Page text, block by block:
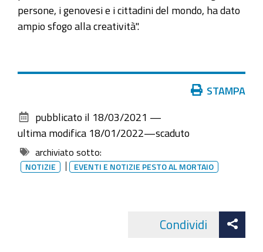
persone, i genovesi e i cittadini del mondo, ha dato
ampio sfogo alla creatività".
documento
STAMPA
pubblicato il 18/03/2021 —
ultima modifica 18/01/2022—scaduto
archiviato sotto:
NOTIZIE EVENTI E NOTIZIE PESTO AL MORTAIO
Condividi